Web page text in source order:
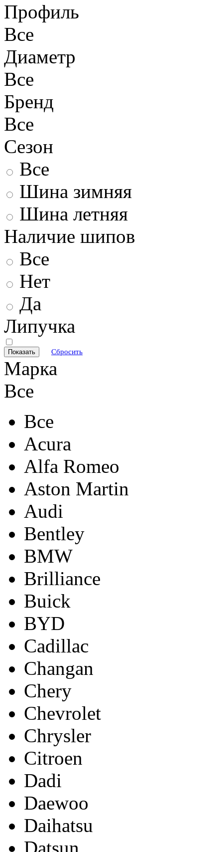
Профиль
Все
Диаметр
Все
Бренд
Все
Сезон
Все
Шина зимняя
Шина летняя
Наличие шипов
Все
Нет
Да
Липучка
Сбросить
Марка
Все
Все
Acura
Alfa Romeo
Aston Martin
Audi
Bentley
BMW
Brilliance
Buick
BYD
Cadillac
Changan
Chery
Chevrolet
Chrysler
Citroen
Dadi
Daewoo
Daihatsu
Datsun